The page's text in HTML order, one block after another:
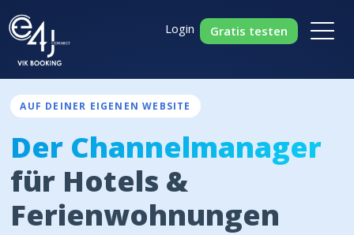
Login Gratis testen
AUF DEINER EIGENEN WEBSITE
Der Channelmanager
für Hotels &
Ferienwohnungen